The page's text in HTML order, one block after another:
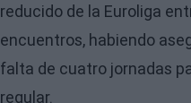
reducido de la Euroliga
encuentros, habiendo
falta de cuatro jornadas
regular.